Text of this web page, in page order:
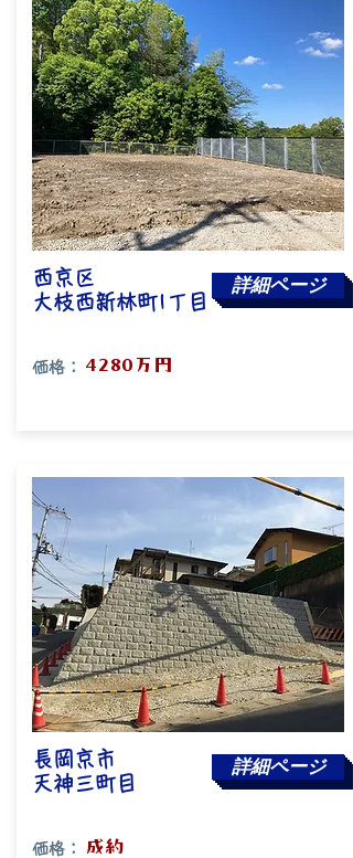
西京区
大枝西新林町1丁目
詳細ページ
価格： ​4280万円
長岡京市
​天神三町目
詳細ページ
価格： ​成約